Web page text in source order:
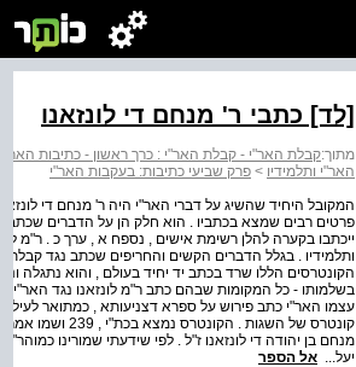
[לד] כתבי ר' מנחם די לונזאנו
מתוך:קבלת האר"י - קבלת האר"י : כרך ראשון - כתיבות
האר"י ותלמידיו > פרק שביעי כתיבות: בעקבות האר"י
המקובל היחיד שהשיג על דברי האר"י היה ר' מנחם די
ייכתבו בקערה להלן רשימת אישים , נספח א , ערך כ . ר"מ
ותלמידיו . בגלל הדברים הקשים והחריפים שכתב נגד
הקונטרסים הללו שרד בכתב יד יחיד בעולם , והוא נתגלה
בשלמותו - כל המקומות שבהם כתב ר"מ לונזאנו נגד האר"י
עצמו האר"י כתב פירוש על ספרא דצניעותא , כמתואר לעיל
קונטרס של
מנחם בן יהודה די לונזאנו ז"ל . לפי שידעתי שמורינו
יעל... אל הספר